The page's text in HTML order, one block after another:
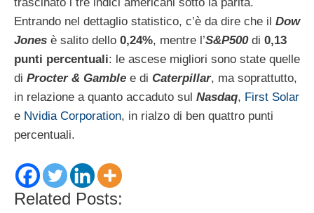
Entrando nel dettaglio statistico, c’è da dire che il Dow
Jones è salito dello 0,24%, mentre l’S&P500di 0,13
punti percentuali: le ascese migliori sono state quelle
di Procter & Gamble e di Caterpillar, ma soprattutto,
in relazione a quanto accaduto sul Nasdaq, First Solar
e Nvidia Corporation, in rialzo di ben quattro punti
percentuali.
Related Posts: